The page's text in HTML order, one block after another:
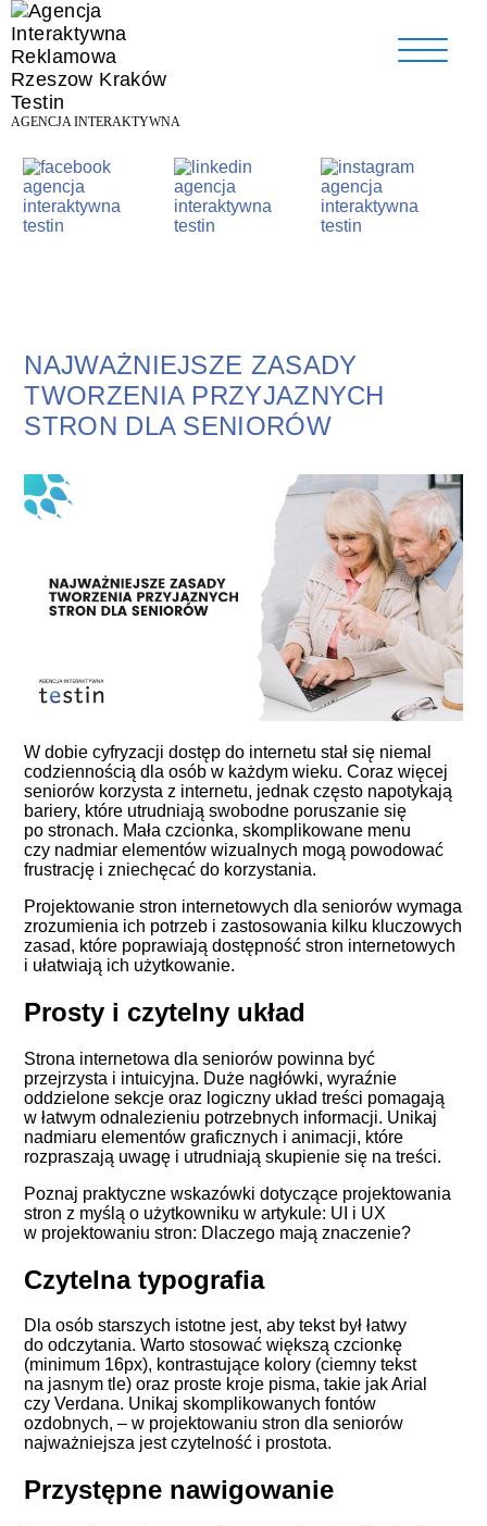
AGENCJA INTERAKTYWNA
NAJWAŻNIEJSZE ZASADY
TWORZENIA PRZYJAZNYCH
STRON DLA SENIORÓW
W dobie cyfryzacji dostęp do internetu stał się niemal
codziennością dla osób w każdym wieku. Coraz więcej
seniorów korzysta z internetu, jednak często napotykają
bariery, które utrudniają swobodne poruszanie się
po stronach. Mała czcionka, skomplikowane menu
czy nadmiar elementów wizualnych mogą powodować
frustrację i zniechęcać do korzystania.
Projektowanie stron internetowych dla seniorów wymaga
zrozumienia ich potrzeb i zastosowania kilku kluczowych
zasad, które poprawiają dostępność stron internetowych
i ułatwiają ich użytkowanie.
Prosty i czytelny układ
Strona internetowa dla seniorów powinna być
przejrzysta i intuicyjna. Duże nagłówki, wyraźnie
oddzielone sekcje oraz logiczny układ treści pomagają
w łatwym odnalezieniu potrzebnych informacji. Unikaj
nadmiaru elementów graficznych i animacji, które
rozpraszają uwagę i utrudniają skupienie się na treści.
Poznaj praktyczne wskazówki dotyczące projektowania
stron z myślą o użytkowniku w artykule: UI i UX
w projektowaniu stron: Dlaczego mają znaczenie?
Czytelna typografia
Dla osób starszych istotne jest, aby tekst był łatwy
do odczytania. Warto stosować większą czcionkę
(minimum 16px), kontrastujące kolory (ciemny tekst
na jasnym tle) oraz proste kroje pisma, takie jak Arial
czy Verdana. Unikaj skomplikowanych fontów
ozdobnych, – w projektowaniu stron dla seniorów
najważniejsza jest czytelność i prostota.
Przystępne nawigowanie